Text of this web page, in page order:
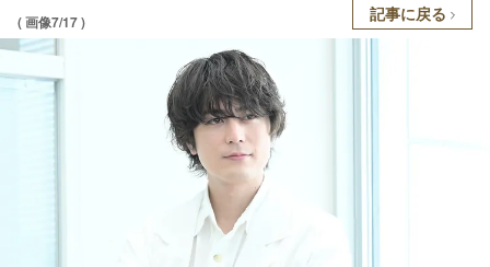
( 画像7/17 ) 記事に戻る